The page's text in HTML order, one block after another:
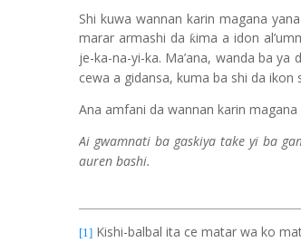
Shi kuwa wannan karin magana
marar armashi da ƙima a idon al’
je-ka-na-yi-ka. Ma’ana, wanda ba
cewa a gidansa, kuma ba shi da
Ana amfani da wannan karin
Ai gwamnati ba gaskiya take yi ba
auren bashi.
[1] Kishi-balbal ita ce matar wa ko